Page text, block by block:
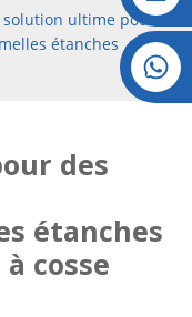
solution ultime pour
étanches
des
étanches
cosse